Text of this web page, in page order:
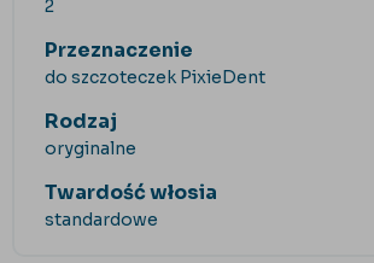
2
Przeznaczenie
do szczoteczek PixieDent
Rodzaj
oryginalne
Twardość włosia
standardowe